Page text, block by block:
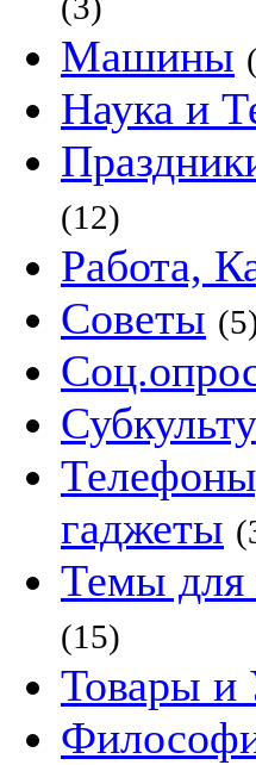
Машины
Наука и
(12)
Работа,
Советы
гаджеты
Темы для
(15)
Товары и